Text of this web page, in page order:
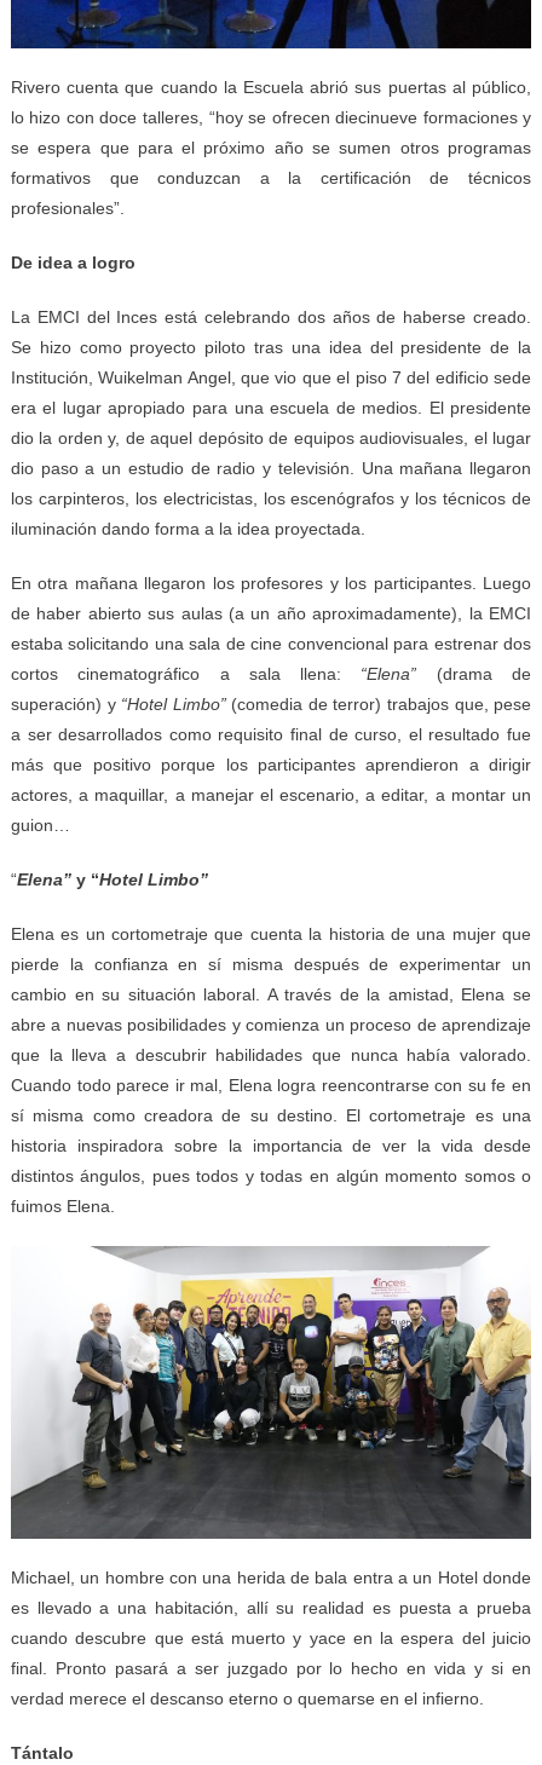
Rivero cuenta que cuando la Escuela abrió sus puertas al público,
lo hizo con doce talleres, “hoy se ofrecen diecinueve formaciones y
se espera que para el próximo año se sumen otros programas
formativos que conduzcan a la certificación de técnicos
profesionales”.
De idea a logro
La EMCI del Inces está celebrando dos años de haberse creado.
Se hizo como proyecto piloto tras una idea del presidente de la
Institución, Wuikelman Angel, que vio que el piso 7 del edificio sede
era el lugar apropiado para una escuela de medios. El presidente
dio la orden y, de aquel depósito de equipos audiovisuales, el lugar
dio paso a un estudio de radio y televisión. Una mañana llegaron
los carpinteros, los electricistas, los escenógrafos y los técnicos de
iluminación dando forma a la idea proyectada.
En otra mañana llegaron los profesores y los participantes. Luego
de haber abierto sus aulas (a un año aproximadamente), la EMCI
estaba solicitando una sala de cine convencional para estrenar dos
cortos cinematográfico a sala llena: “Elena” (drama de
superación) y “Hotel Limbo”(comedia de terror) trabajos que, pese
a ser desarrollados como requisito final de curso, el resultado fue
más que positivo porque los participantes aprendieron a dirigir
actores, a maquillar, a manejar el escenario, a editar, a montar un
guion…
“Elena”y “Hotel Limbo”
Elena es un cortometraje que cuenta la historia de una mujer que
pierde la confianza en sí misma después de experimentar un
cambio en su situación laboral. A través de la amistad, Elena se
abre a nuevas posibilidades y comienza un proceso de aprendizaje
que la lleva a descubrir habilidades que nunca había valorado.
Cuando todo parece ir mal, Elena logra reencontrarse con su fe en
sí misma como creadora de su destino. El cortometraje es una
historia inspiradora sobre la importancia de ver la vida desde
distintos ángulos, pues todos y todas en algún momento somos o
fuimos Elena.
Michael, un hombre con una herida de bala entra a un Hotel donde
es llevado a una habitación, allí su realidad es puesta a prueba
cuando descubre que está muerto y yace en la espera del juicio
final. Pronto pasará a ser juzgado por lo hecho en vida y si en
verdad merece el descanso eterno o quemarse en el infierno.
Tántalo